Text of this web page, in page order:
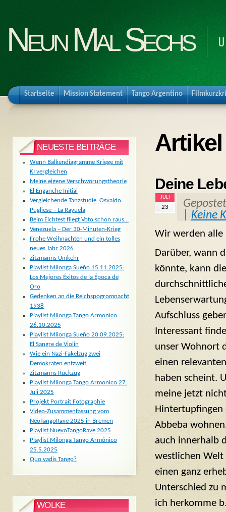
Neun Mal Sechs
Startseite Mission Statement Tango Argentino
Deine
JULI
23
Keine
Wir werden alle
Darüber, wann
könnte, kann die
Aufschluss
Interessant
unser Wohnort
einen
haben scheint.
meine jetzt
Hintertupfingen
Abbeba
auch innerhalb
westlichen Welt
einen ganz
Unterschied zu
ich herkomme
NEUESTE BEITRÄGE
Wenn Balkendiagramme Kriege mit
KI vergleichen
Meine eigene Verschwörungstheorie
El Enganche Initial
Vergleichende Tanzstudie: Osvaldo
Pugliese – La Rayuela
Beim Elchtest fliegt Voto schon raus…
Venezuela – Der 30-Minuten-Krieg
Frohe Weihnachten und ein tolles
neues Jahr 2026
Zitzmanns Umkehr
Playlist Milonga Sueño 15.11.2025:
Los Mejores Éxitos de la Época de
Oro
Gedenken an die Reichspogromnacht
1938
Playlist Milonga Tango Armonico
26.10.2025
Playlist Milonga Sueño 20.09.2025:
El Sangre de Violin
Wie ein Nazi-Fakelzug zwei
Demokraten entzweit
Zitzmanns Rückzug
Playlist Milonga Tango Armonico 27.
Juli 2025
Projekt Portrait Fotographie
Video-Zusammenfassung vom
NeoTangoRave 2025 in Bremen
Playlist NuevoTangoRave 2025
Playlist Milonga Tango Armónico
25.5.2025
Quo vadis Tango?
WOLKE